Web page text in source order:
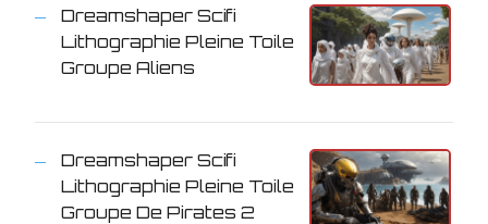
Dreamshaper Scifi
Lithographie Pleine Toile
Groupe Aliens
Dreamshaper Scifi
Lithographie Pleine Toile
Groupe De Pirates 2